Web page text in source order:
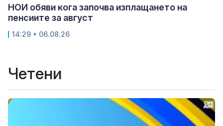
НОИ обяви кога започва изплащането на
пенсиите за август
14:29 • 06.08.26
Четени